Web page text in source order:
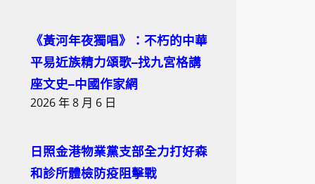
《黃河年夜獨唱》：不朽的中華
平易近族精力頌歌–找九宮格講
座文史–中國作家網
2026 年 8 月 6 日
日照金港物業黨支部全力打好森
和診所體檢防疫阻擊戰